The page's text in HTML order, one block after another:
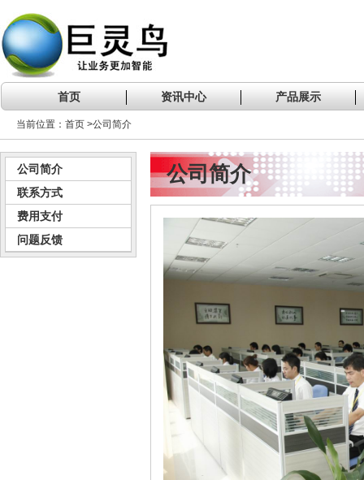
首页 资讯中心 产品展示
当前位置：首页 >公司简介
公司简介
联系方式
费用支付
问题反馈
公司简介